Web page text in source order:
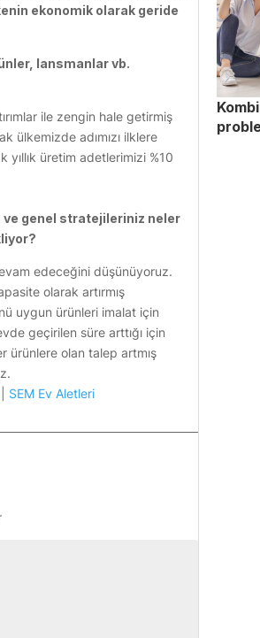
ekonomik olarak geride
lansmanlar vb.
ile zengin hale getirmiş
ülkemizde adımızı ilklere
yıllık üretim adetlerimizi %10
ve genel stratejileriniz neler
edeceğini düşünüyoruz.
olarak artırmış
uygun ürünleri imalat için
geçirilen süre arttığı için
ürünlere olan talep artmış
SEM Ev Aletleri